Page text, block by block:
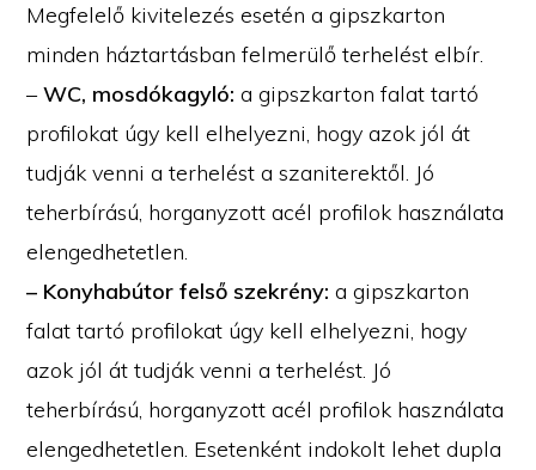
Megfelelő kivitelezés esetén a gipszkarton
minden háztartásban felmerülő terhelést elbír.
–WC, mosdókagyló: a gipszkarton falat tartó
profilokat úgy kell elhelyezni, hogy azok jól át
tudják venni a terhelést a szaniterektől. Jó
teherbírású, horganyzott acél profilok használata
elengedhetetlen.
– Konyhabútor felső szekrény: a gipszkarton
falat tartó profilokat úgy kell elhelyezni, hogy
azok jól át tudják venni a terhelést. Jó
teherbírású, horganyzott acél profilok használata
elengedhetetlen. Esetenként indokolt lehet dupla